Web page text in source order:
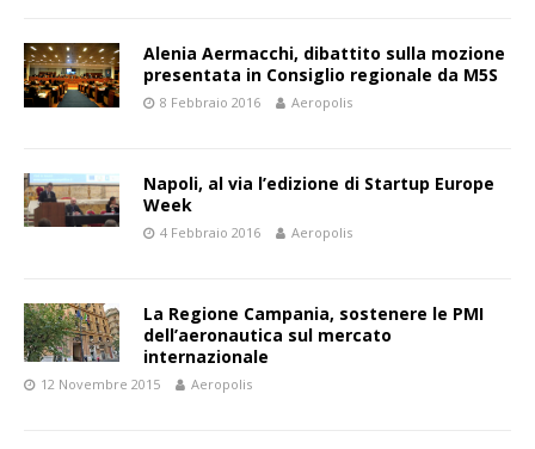
Alenia Aermacchi, dibattito sulla mozione
presentata in Consiglio regionale da M5S
8 Febbraio 2016 Aeropolis
Napoli, al via l’edizione di Startup Europe
Week
4 Febbraio 2016 Aeropolis
La Regione Campania, sostenere le PMI
dell’aeronautica sul mercato
internazionale
12 Novembre 2015 Aeropolis